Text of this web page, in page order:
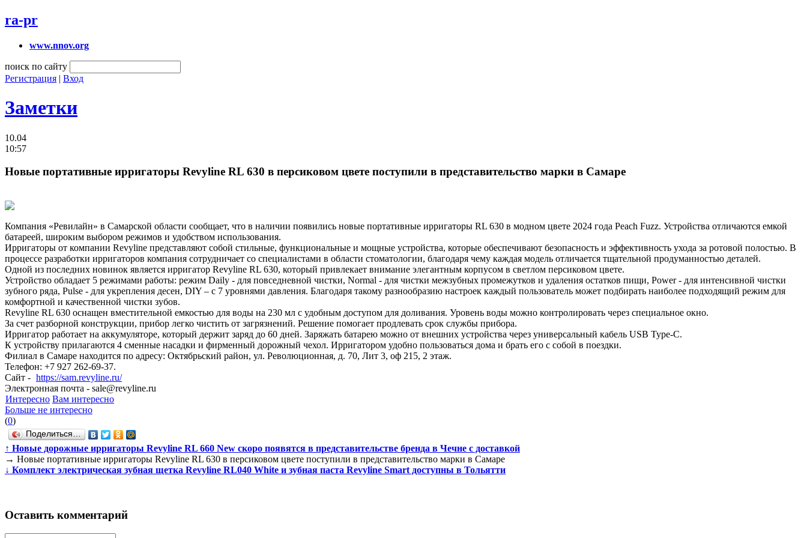
ra-pr
www.nnov.org
поиск по сайту
Регистрация | Вход
Заметки
10.04
10:57
Новые портативные ирригаторы Revyline RL 630 в персиковом цвете поступили в представительство марки в Самаре
Компания «Ревилайн» в Самарской области сообщает, что в наличии появились новые портативные ирригаторы RL 630 в модном цвете 2024 года Peach Fuzz. Устройства отличаются емкой
батареей, широким выбором режимов и удобством использования.
Ирригаторы от компании Revyline представляют собой стильные, функциональные и мощные устройства, которые обеспечивают безопасность и эффективность ухода за ротовой полостью. В
процессе разработки ирригаторов компания сотрудничает со специалистами в области стоматологии, благодаря чему каждая модель отличается тщательной продуманностью деталей.
Одной из последних новинок является ирригатор Revyline RL 630, который привлекает внимание элегантным корпусом в светлом персиковом цвете.
Устройство обладает 5 режимами работы: режим Daily - для повседневной чистки, Normal - для чистки межзубных промежутков и удаления остатков пищи, Power - для интенсивной чистки
зубного ряда, Pulse - для укрепления десен, DIY – с 7 уровнями давления. Благодаря такому разнообразию настроек каждый пользователь может подбирать наиболее подходящий режим для
комфортной и качественной чистки зубов.
Revyline RL 630 оснащен вместительной емкостью для воды на 230 мл с удобным доступом для доливания. Уровень воды можно контролировать через специальное окно.
За счет разборной конструкции, прибор легко чистить от загрязнений. Решение помогает продлевать срок службы прибора.
Ирригатор работает на аккумуляторе, который держит заряд до 60 дней. Заряжать батарею можно от внешних устройства через универсальный кабель USB Type-C.
К устройству прилагаются 4 сменные насадки и фирменный дорожный чехол. Ирригатором удобно пользоваться дома и брать его с собой в поездки.
Филиал в Самаре находится по адресу: Октябрьский район, ул. Революционная, д. 70, Лит 3, оф 215, 2 этаж.
Телефон: +7 927 262-69-37.
Сайт - https://sam.revyline.ru/
Электронная почта - sale@revyline.ru
Интересно Вам интересно
Больше не интересно
(0)
Поделиться…
↑ Новые дорожные ирригаторы Revyline RL 660 New скоро появятся в представительстве бренда в Чечне с доставкой
→ Новые портативные ирригаторы Revyline RL 630 в персиковом цвете поступили в представительство марки в Самаре
↓ Комплект электрическая зубная щетка Revyline RL040 White и зубная паста Revyline Smart доступны в Тольятти
Оставить комментарий